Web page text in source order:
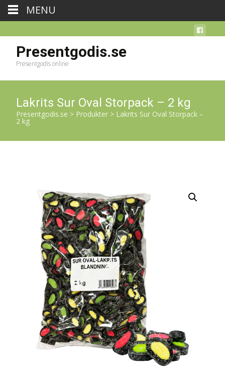
Presentgodis.se
Presentgodis online
Lakrits Sur Oval Storpack – 2 kg
Presentgodis.se > Produkter > Lakrits Sur Oval Storpack –
2 kg
MENU